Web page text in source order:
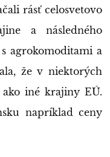
rásť celosvetovo
a následného
agrokomoditami a
že v niektorých
iné krajiny EÚ.
napríklad ceny